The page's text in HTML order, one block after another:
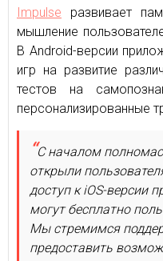
Impulse развивает
мышление
В Android-версии
игр на развитие
тестов на
персонализированные
С началом
открыли
доступ к iOS-версии
могут бесплатно
Мы стремимся
предоставить